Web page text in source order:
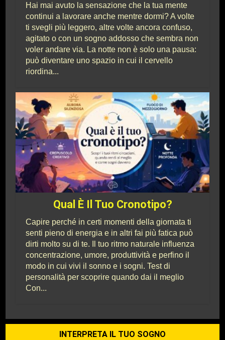
Hai mai avuto la sensazione che la tua mente
continui a lavorare anche mentre dormi? A volte
ti svegli più leggero, altre volte ancora confuso,
agitato o con un sogno addosso che sembra non
voler andare via. La notte non è solo una pausa:
può diventare uno spazio in cui il cervello
riordina...
Qual È Il Tuo Cronotipo?
Capire perché in certi momenti della giornata ti
senti pieno di energia e in altri fai più fatica può
dirti molto su di te. Il tuo ritmo naturale influenza
concentrazione, umore, produttività e perfino il
modo in cui vivi il sonno e i sogni. Test di
personalità per scoprire quando dai il meglio
Con...
INTERPRETA IL TUO SOGNO